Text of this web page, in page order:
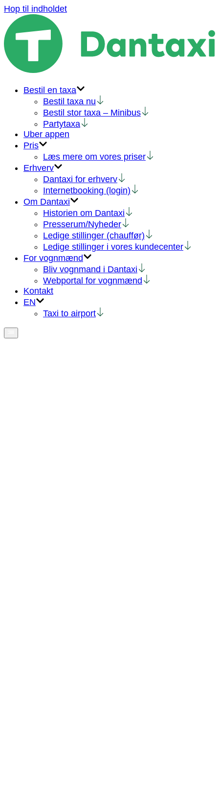
Hop til indholdet
Bestil en taxa
Bestil taxa nu
Bestil stor taxa – Minibus
Partytaxa
Uber appen
Pris
Læs mere om vores priser
Erhverv
Dantaxi for erhverv
Internetbooking (login)
Om Dantaxi
Historien om Dantaxi
Presserum/Nyheder
Ledige stillinger (chauffør)
Ledige stillinger i vores kundecenter
For vognmænd
Bliv vognmand i Dantaxi
Webportal for vognmænd
Kontakt
EN
Taxi to airport